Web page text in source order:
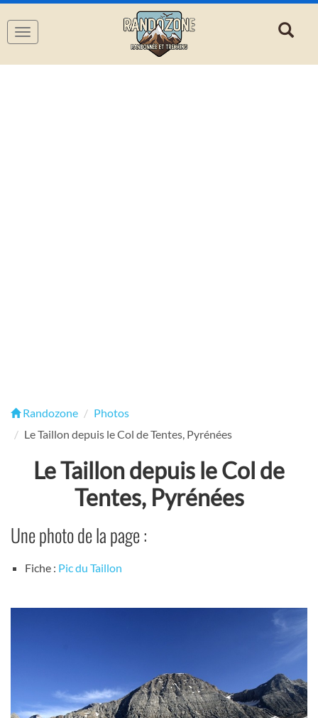
Navigation
Randozone
Photos
Le Taillon depuis le Col de Tentes, Pyrénées
Le Taillon depuis le Col de
Tentes, Pyrénées
Une photo de la page :
Fiche : Pic du Taillon